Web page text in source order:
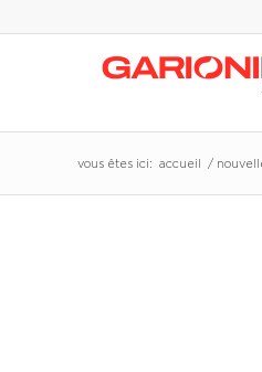
vous êtes ici: accueil /